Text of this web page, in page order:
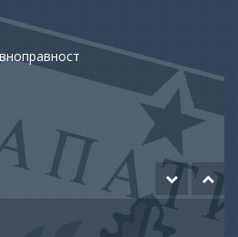
ЖИВОТЕ: УПРИЛИЧЕН
ДАВАОЦЕ КРВИ
ДИНАРА ЗА НАСТАВАК
АПАТИНА